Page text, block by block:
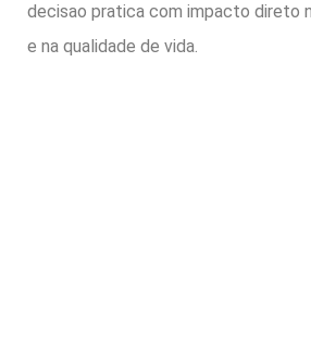
decisao pratica com impacto direto
e na qualidade de vida.